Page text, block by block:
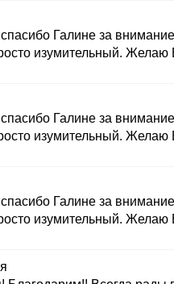
Галине за
изумительный.
Галине за
изумительный.
Галине за
изумительный.